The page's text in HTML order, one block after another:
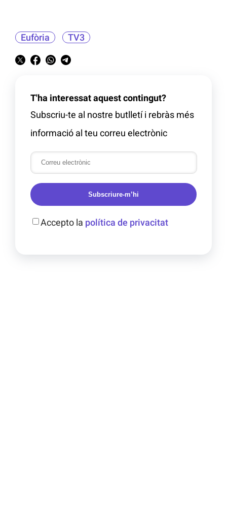
Eufòria TV3
T'ha interessat aquest contingut?
Subscriu-te al nostre butlletí i rebràs més
informació al teu correu electrònic
Subscriure-m’hi
Accepto la política de privacitat